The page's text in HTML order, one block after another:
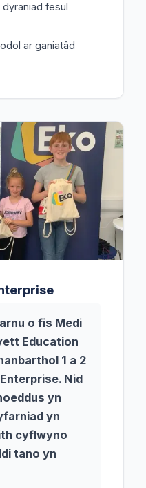
fesul
ar ganiatâd
o fis Medi
Education
1 a 2
Nid
yn
yn
cyflwyno
tano yn